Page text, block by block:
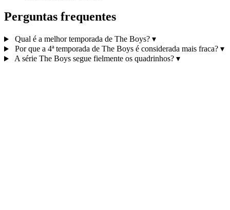
Perguntas frequentes
Qual é a melhor temporada de The Boys? ▾
Por que a 4ª temporada de The Boys é considerada mais fraca? ▾
A série The Boys segue fielmente os quadrinhos? ▾